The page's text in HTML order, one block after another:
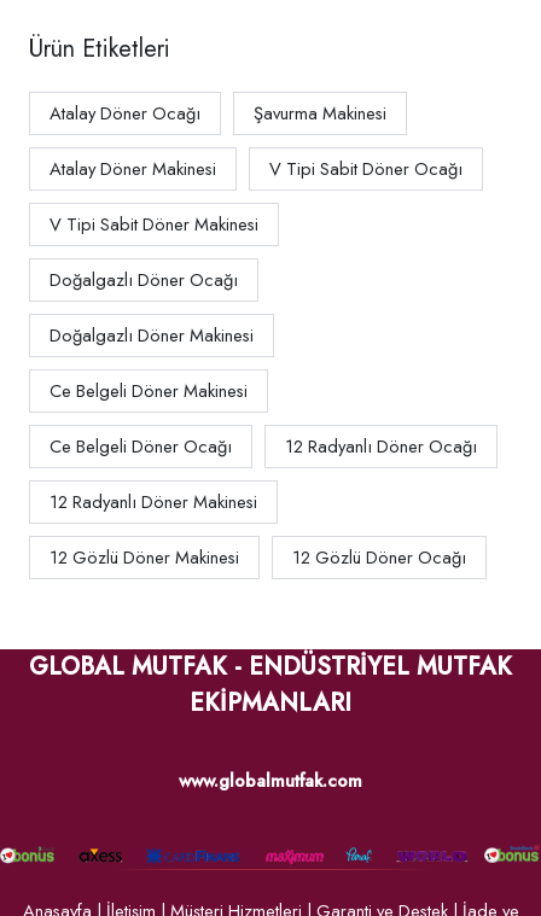
Ürün Etiketleri
Atalay Döner Ocağı Şavurma Makinesi
Atalay Döner Makinesi V Tipi Sabit Döner Ocağı
V Tipi Sabit Döner Makinesi
Doğalgazlı Döner Ocağı
Doğalgazlı Döner Makinesi
Ce Belgeli Döner Makinesi
Ce Belgeli Döner Ocağı 12 Radyanlı Döner Ocağı
12 Radyanlı Döner Makinesi
12 Gözlü Döner Makinesi 12 Gözlü Döner Ocağı
GLOBAL MUTFAK - ENDÜSTRİYEL MUTFAK
EKİPMANLARI
www.globalmutfak.com